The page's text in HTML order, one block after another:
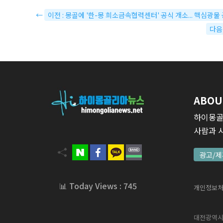
← 이전 : 몽골에 '한-몽 희소금속협력센터' 공식 개소... 핵심광물
다
📊 Today Views : 745
하이몽
사람과
광고/
개인정보
대전광역